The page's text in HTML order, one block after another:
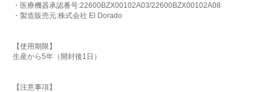
・医療機器承認番号:22600BZX00102A03/22600BZX00102A08
・製造販売元:株式会社 El Dorado
【使用期限】
生産から5年（開封後1日）
【注意事項】